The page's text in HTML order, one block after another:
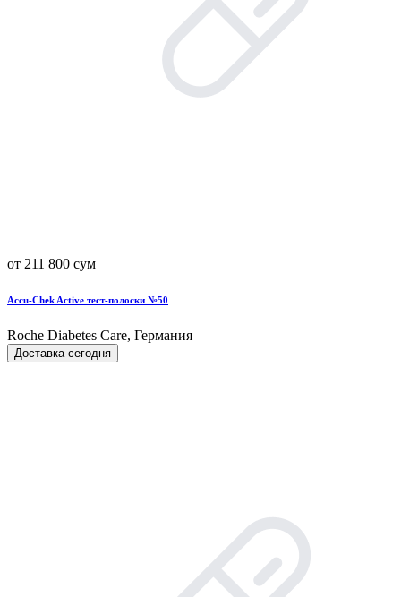
от 211 800 сум
Accu-Chek Active тест-полоски №50
Roche Diabetes Care, Германия
Доставка сегодня